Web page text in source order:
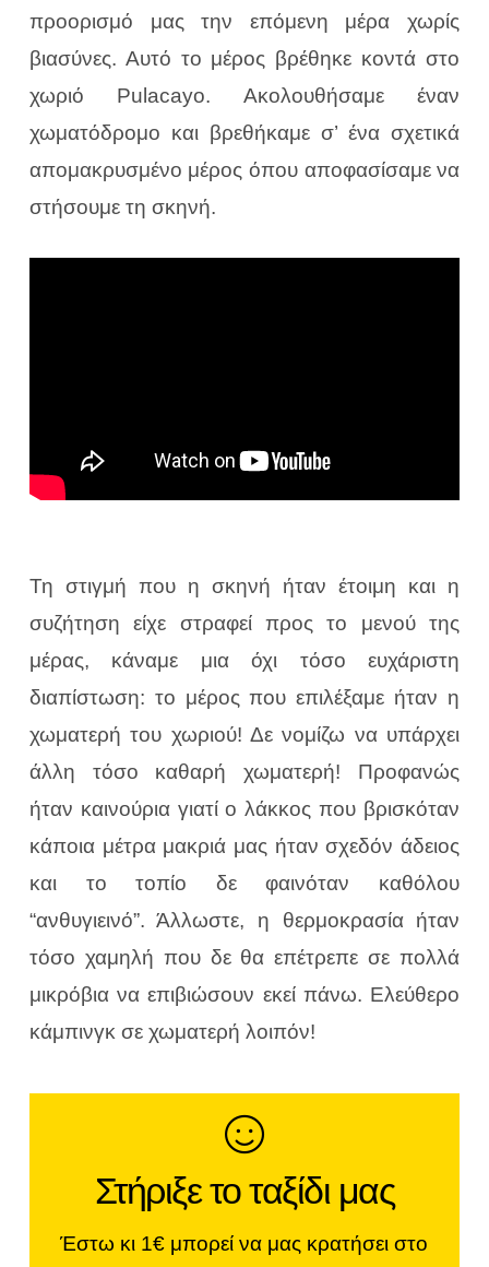
προορισμό μας την επόμενη μέρα χωρίς
βιασύνες. Αυτό το μέρος βρέθηκε κοντά στο
χωριό Pulacayo.Ακολουθήσαμε έναν
χωματόδρομο και βρεθήκαμε σ’ ένα σχετικά
απομακρυσμένο μέρος όπου αποφασίσαμε να
στήσουμε τη σκηνή.
Τη στιγμή που η σκηνή ήταν έτοιμη και η
συζήτηση είχε στραφεί προς το μενού της
μέρας, κάναμε μια όχι τόσο ευχάριστη
διαπίστωση: το μέρος που επιλέξαμε ήταν η
χωματερή του χωριού! Δε νομίζω να υπάρχει
άλλη τόσο καθαρή χωματερή! Προφανώς
ήταν καινούρια γιατί ο λάκκος που βρισκόταν
κάποια μέτρα μακριά μας ήταν σχεδόν άδειος
και το τοπίο δε φαινόταν καθόλου
“ανθυγιεινό”. Άλλωστε, η θερμοκρασία ήταν
τόσο χαμηλή που δε θα επέτρεπε σε πολλά
μικρόβια να επιβιώσουν εκεί πάνω. Ελεύθερο
κάμπινγκ σε χωματερή λοιπόν!
Στήριξε το ταξίδι μας
Έστω κι 1€ μπορεί να μας κρατήσει στο
Κάνε μια μικρή
συνεισφορά
Αν σου αρέσουν οι ιστορίες μας, οι